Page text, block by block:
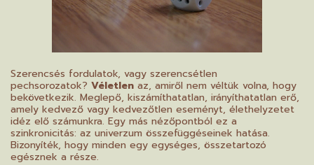
Szerencsés fordulatok, vagy szerencsétlen
pechsorozatok? Véletlen az, amiről nem véltük volna, hogy
bekövetkezik. Meglepő, kiszámíthatatlan, irányíthatatlan erő,
amely kedvező vagy kedvezőtlen eseményt, élethelyzetet
idéz elő számunkra. Egy más nézőpontból ez a
szinkronicitás: az univerzum összefüggéseinek hatása.
Bizonyíték, hogy minden egy egységes, összetartozó
egésznek a része.